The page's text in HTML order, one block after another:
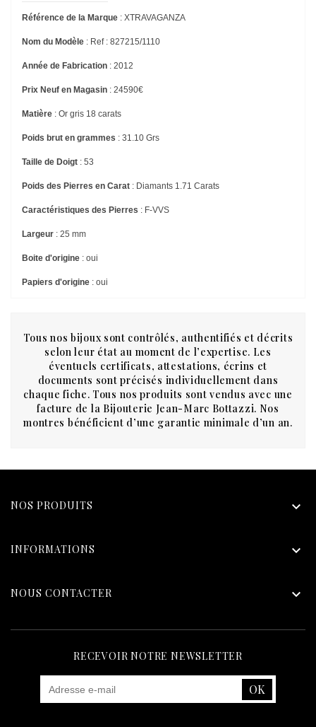
Référence de la Marque : XTRAVAGANZA
Nom du Modèle : Ref : 827215/1110
Année de Fabrication : 2012
Prix Neuf en Magasin : 24590€
Matière : Or gris 18 carats
Poids brut en grammes : 31.10 Grs
Taille de Doigt : 53
Poids des Pierres en Carat : Diamants 1.71 Carats
Caractéristiques des Pierres : F-VVS
Largeur : 25 mm
Boite d'origine : oui
Papiers d'origine : oui
Tous nos bijoux sont contrôlés, authentifiés et décrits
selon leur état au moment de l’expertise. Les
éventuels certificats, attestations, écrins et
documents sont précisés individuellement dans
chaque fiche. Tous nos produits sont vendus avec une
facture de la Bijouterie Jean-Marc Bottazzi. Nos
montres bénéficient d’une garantie minimale d’un an.
NOS PRODUITS 
INFORMATIONS 
NOUS CONTACTER 
RECEVOIR NOTRE NEWSLETTER